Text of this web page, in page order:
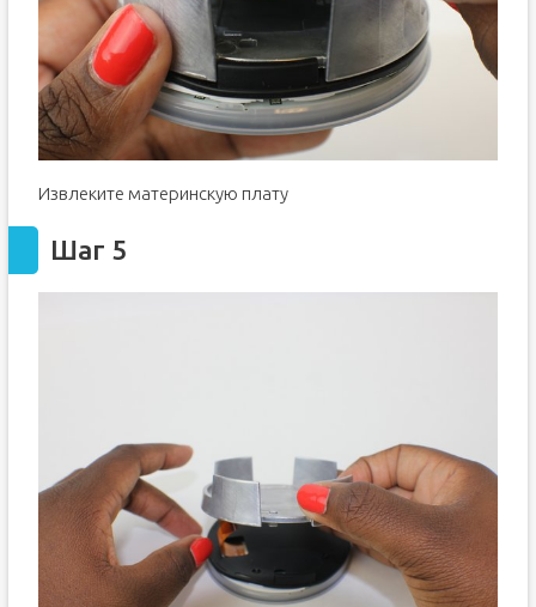
Извлеките материнскую плату
Шаг 5